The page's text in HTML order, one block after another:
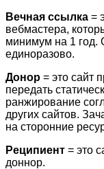
Вечная ссылка =
вебмастера,
минимум на 1 год.
единоразово.
Донор = это сайт
передать
ранжирование
других сайтов.
на сторонние
Реципиент = это
доннор.